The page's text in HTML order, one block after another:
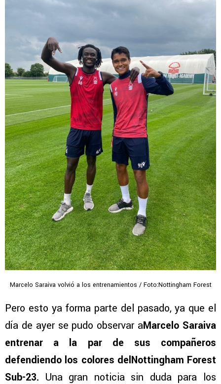
Marcelo Saraiva volvió a los entrenamientos / Foto:Nottingham Forest
Pero esto ya forma parte del pasado, ya que el
día de ayer se pudo observar aMarcelo Saraiva
entrenar a la par de sus compañeros
defendiendo los colores delNottingham Forest
Sub-23. Una gran noticia sin duda para los